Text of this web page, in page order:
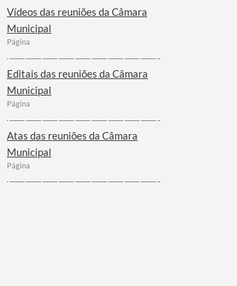
Vídeos das reuniões da Câmara
Municipal
Página
Editais das reuniões da Câmara
Municipal
Página
Atas das reuniões da Câmara
Municipal
Página